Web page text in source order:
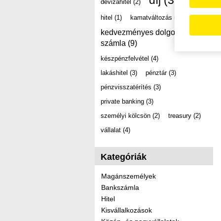
devizahitel (2)
hitel (1) kamatváltozás (2)
kedvezményes dolgozói
számla (9)
készpénzfelvétel (4)
lakáshitel (3) pénztár (3)
pénzvisszatérítés (3)
private banking (3)
személyi kölcsön (2) treasury (2)
vállalat (4)
Kategóriák
Magánszemélyek
Bankszámla
Hitel
Kisvállalkozások